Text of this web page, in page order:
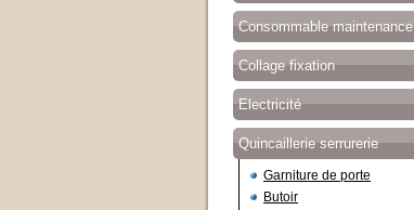
Consommable maintenance
Collage fixation
Electricité
Quincaillerie serrurerie
Garniture de porte
Butoir